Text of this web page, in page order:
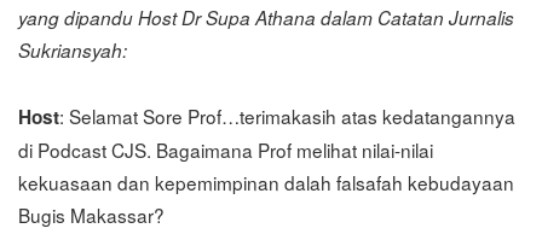
yang dipandu Host Dr Supa Athana dalam Catatan Jurnalis
Sukriansyah:
Host: Selamat Sore Prof…terimakasih atas kedatangannya
di Podcast CJS. Bagaimana Prof melihat nilai-nilai
kekuasaan dan kepemimpinan dalah falsafah kebudayaan
Bugis Makassar?